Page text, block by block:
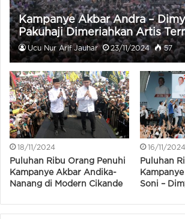
Kampanye Akbar Andra –
Pakuhaji Dimeriahkan Artis
Ucu Nur Arif Jauhar 23/11/2024 57
18/11/2024
Puluhan Ribu Orang Penuhi
Kampanye Akbar Andika-
Nanang di Modern Cikande
16/11/2024
Puluhan
Soni –